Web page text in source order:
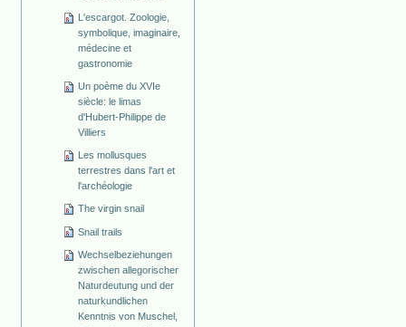
L'escargot. Zoologie,
symbolique, imaginaire,
médecine et
gastronomie
Un poème du XVIe
siècle: le limas
d'Hubert-Philippe de
Villiers
Les mollusques
terrestres dans l'art et
l'archéologie
The virgin snail
Snail trails
Wechselbeziehungen
zwischen allegorischer
Naturdeutung und der
naturkundlichen
Kenntnis von Muschel,